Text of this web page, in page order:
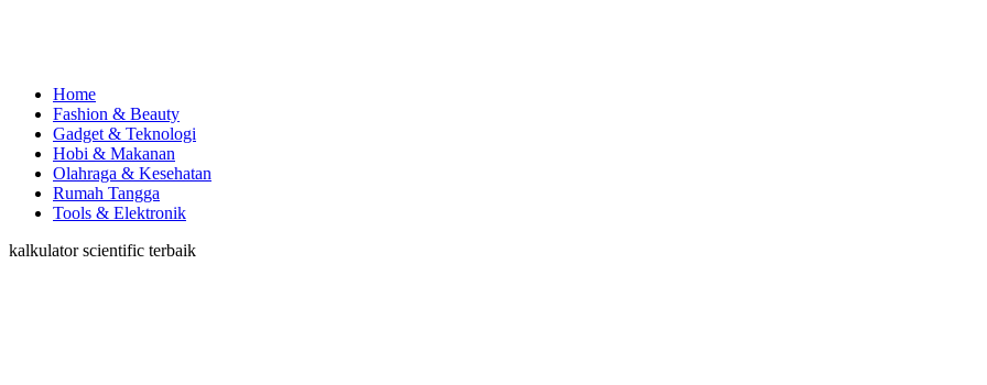
Home
Fashion & Beauty
Gadget & Teknologi
Hobi & Makanan
Olahraga & Kesehatan
Rumah Tangga
Tools & Elektronik
kalkulator scientific terbaik